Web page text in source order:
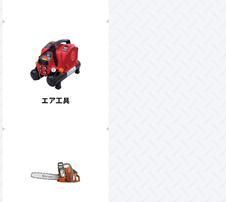
エア工具